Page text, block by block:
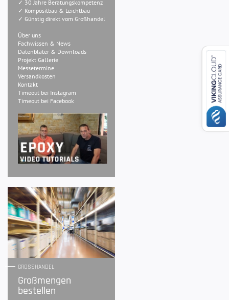
✓ 30 Jahre Beratungskompetenz
✓ Kompositbau & Leichtbau
✓ Günstig direkt vom Großhandel
Über uns
Fachwissen & News
Datenbläter & Downloads
Projekt Gallerie
Messetermine
Versandkosten
Kontakt
Timeout bei Instagram
Timeout bei Facebook
GROSSHANDEL
Großmengen
bestellen